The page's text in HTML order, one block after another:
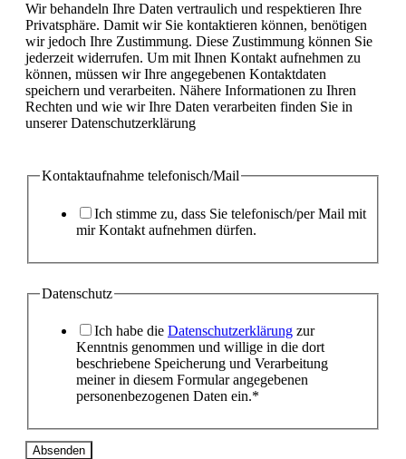
Wir behandeln Ihre Daten vertraulich und respektieren Ihre
Privatsphäre. Damit wir Sie kontaktieren können, benötigen
wir jedoch Ihre Zustimmung. Diese Zustimmung können Sie
jederzeit widerrufen. Um mit Ihnen Kontakt aufnehmen zu
können, müssen wir Ihre angegebenen Kontaktdaten
speichern und verarbeiten. Nähere Informationen zu Ihren
Rechten und wie wir Ihre Daten verarbeiten finden Sie in
unserer Datenschutzerklärung
Kontaktaufnahme telefonisch/Mail
Ich stimme zu, dass Sie telefonisch/per Mail mit
mir Kontakt aufnehmen dürfen.
Datenschutz
Ich habe die Datenschutzerklärung zur
Kenntnis genommen und willige in die dort
beschriebene Speicherung und Verarbeitung
meiner in diesem Formular angegebenen
personenbezogenen Daten ein.*
Absenden